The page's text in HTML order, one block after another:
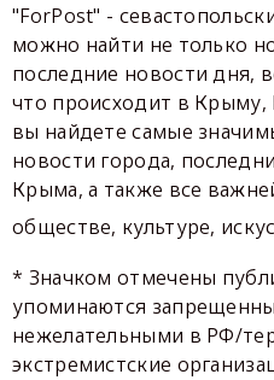
"ForPost" -
можно найти не только
последние новости дня,
что происходит в Крыму,
вы найдете самые
новости города,
Крыма, а также все
обществе, культуре,
* Значком отмечены
упоминаются
нежелательными в РФ/
экстремистские